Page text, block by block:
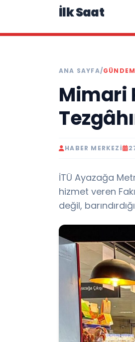
İlk Saat
ANA SAYFA/GÜNDEM
Mimari
HABER MERKEZI
İTÜ Ayazağa
hizmet veren
değil,